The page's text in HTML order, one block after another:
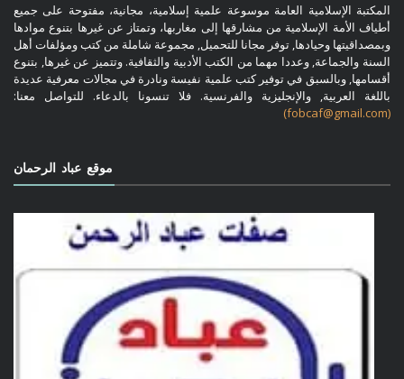
المكتبة الإسلامية العامة موسوعة علمية إسلامية، مجانية، مفتوحة على جميع
أطياف الأمة الإسلامية من مشارقها إلى مغاربها، وتمتاز عن غيرها بتنوع موادها
وبمصداقيتها وحيادها, توفر مجانا للتحميل, مجموعة شاملة من كتب ومؤلفات أهل
السنة والجماعة, وعددا مهما من الكتب الأدبية والثقافية. وتتميز عن غيرها, بتنوع
أقسامها, وبالسبق في توفير كتب علمية نفيسة ونادرة في مجالات معرفية عديدة
باللغة العربية, والإنجليزية والفرنسية. فلا تنسونا بالدعاء. للتواصل معنا:
(fobcaf@gmail.com)
موقع عباد الرحمان